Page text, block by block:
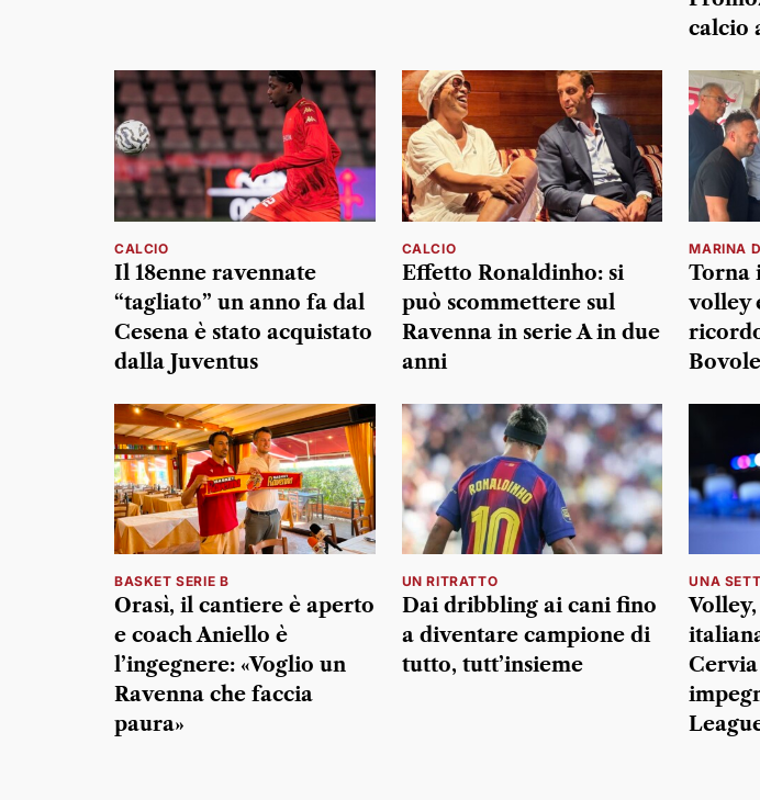
calcio
CALCIO
Il 18enne ravennate
“tagliato” un anno fa dal
Cesena è stato acquistato
dalla Juventus
CALCIO
Effetto Ronaldinho: si
può scommettere sul
Ravenna in serie A in due
anni
MARINA
Torna
volley
BASKET SERIE B
Orasì, il cantiere è aperto
e coach Aniello è
l’ingegnere: «Voglio un
Ravenna che faccia
paura»
UN RITRATTO
Dai dribbling ai cani fino
a diventare campione di
tutto, tutt’insieme
UNA